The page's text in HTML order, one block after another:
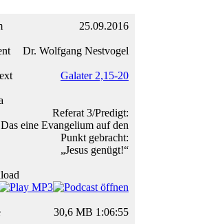
25.09.2016
Dr. Wolfgang Nestvogel
Galater 2,15-20
Referat 3/Predigt:
Das eine Evangelium auf den
Punkt gebracht:
„Jesus genügt!“
30,6 MB 1:06:55